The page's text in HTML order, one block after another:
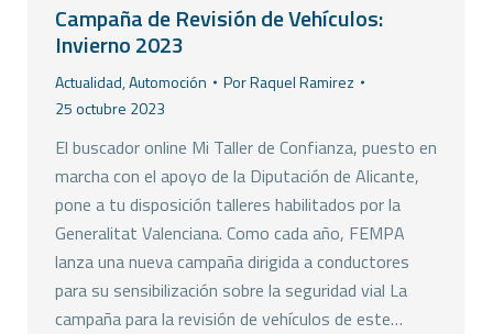
Campaña de Revisión de Vehículos:
Invierno 2023
Actualidad,Automoción PorRaquel Ramirez
25 octubre 2023
El buscador online Mi Taller de Confianza, puesto en
marcha con el apoyo de la Diputación de Alicante,
pone a tu disposición talleres habilitados por la
Generalitat Valenciana. Como cada año, FEMPA
lanza una nueva campaña dirigida a conductores
para su sensibilización sobre la seguridad vial La
campaña para la revisión de vehículos de este…